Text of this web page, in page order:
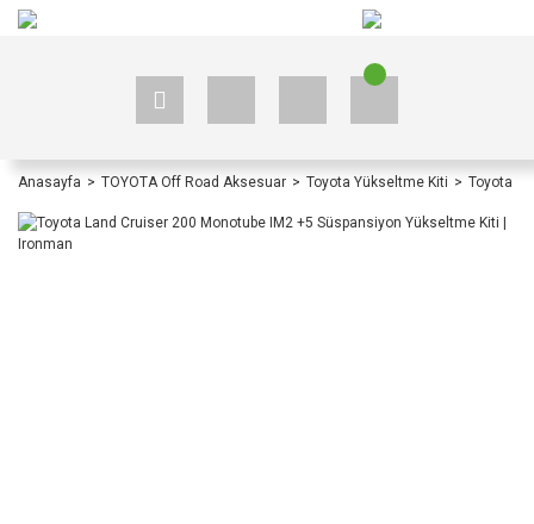
Anasayfa TOYOTA Off Road Aksesuar Toyota Yükseltme Kiti Toyota